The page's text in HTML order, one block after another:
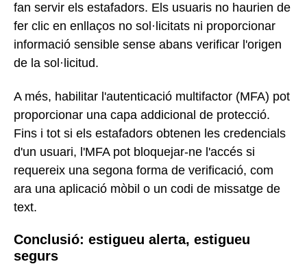
fan servir els estafadors. Els usuaris no haurien de
fer clic en enllaços no sol·licitats ni proporcionar
informació sensible sense abans verificar l'origen
de la sol·licitud.
A més, habilitar l'autenticació multifactor (MFA) pot
proporcionar una capa addicional de protecció.
Fins i tot si els estafadors obtenen les credencials
d'un usuari, l'MFA pot bloquejar-ne l'accés si
requereix una segona forma de verificació, com
ara una aplicació mòbil o un codi de missatge de
text.
Conclusió: estigueu alerta, estigueu
segurs